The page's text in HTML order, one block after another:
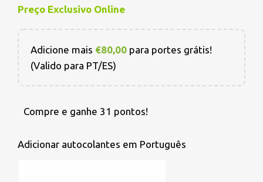
Preço Exclusivo Online
Adicione mais €80,00 para portes grátis!
(Valido para PT/ES)
Compre e ganhe 31 pontos!
Adicionar autocolantes em Português